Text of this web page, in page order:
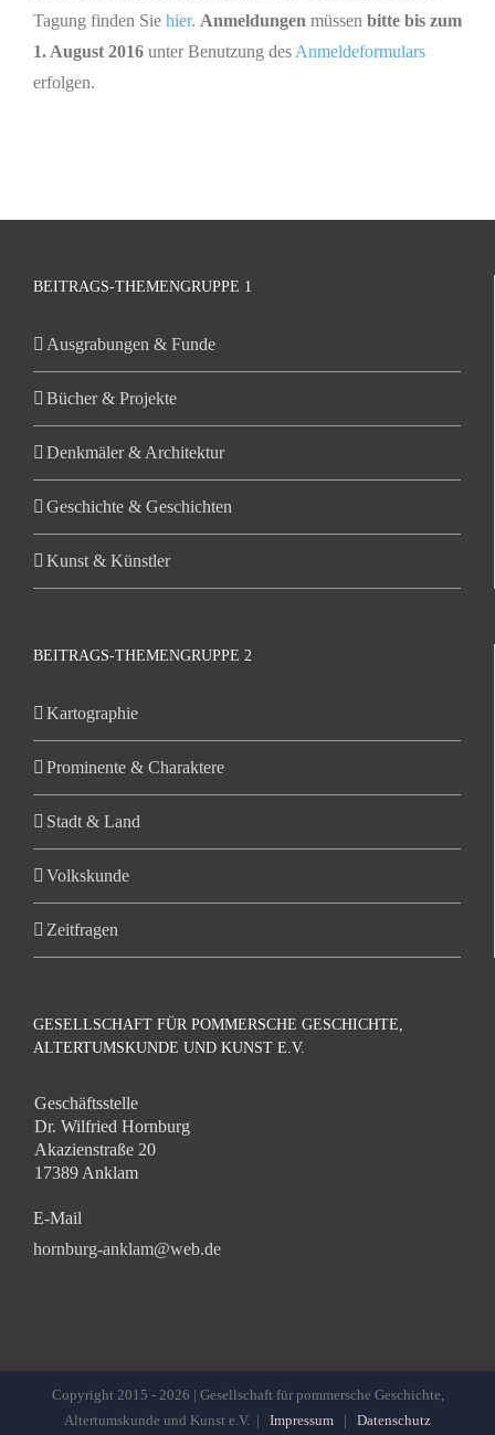
Tagung finden Sie hier. Anmeldungen müssen bitte bis zum
1. August 2016unter Benutzung des Anmeldeformulars
erfolgen.
BEITRAGS-THEMENGRUPPE 1
Ausgrabungen & Funde
Bücher & Projekte
Denkmäler & Architektur
Geschichte & Geschichten
Kunst & Künstler
BEITRAGS-THEMENGRUPPE 2
Kartographie
Prominente & Charaktere
Stadt & Land
Volkskunde
Zeitfragen
GESELLSCHAFT FÜR POMMERSCHE GESCHICHTE,
ALTERTUMSKUNDE UND KUNST E.V.
Geschäftsstelle
Dr. Wilfried Hornburg
Akazienstraße 20
17389 Anklam
E-Mail
hornburg-anklam@web.de
Copyright 2015 - 2026 | Gesellschaft für pommersche Geschichte,
Altertumskunde und Kunst e.V. | Impressum | Datenschutz